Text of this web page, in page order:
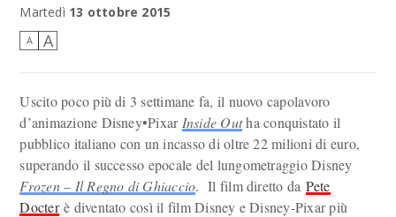
Martedì 13 ottobre 2015
A A
Uscito poco più di 3 settimane fa, il nuovo capolavoro
d’animazione Disney•Pixar Inside Outha conquistato il
pubblico italiano con un incasso di oltre 22 milioni di euro,
superando il successo epocale del lungometraggio Disney
Frozen – Il Regno di Ghiaccio. Il film diretto da Pete
Docterè diventato così il film Disney e Disney-Pixar più